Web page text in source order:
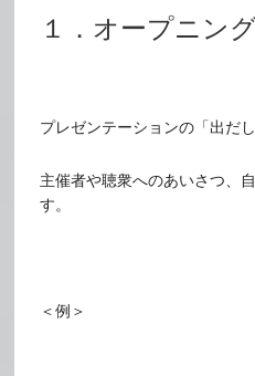
１．オープニン
プレゼンテーションの「出だし
主催者や聴衆へのあいさつ、
す。
＜例＞